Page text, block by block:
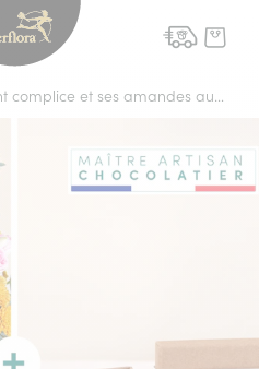
Interflora - livraison
fleurs